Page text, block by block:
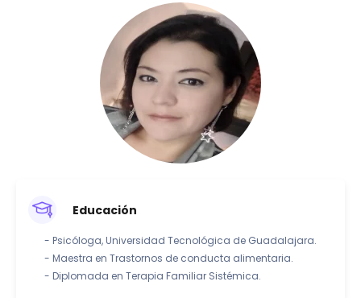
Educación
- Psicóloga, Universidad Tecnológica de Guadalajara.
- Maestra en Trastornos de conducta alimentaria.
- Diplomada en Terapia Familiar Sistémica.